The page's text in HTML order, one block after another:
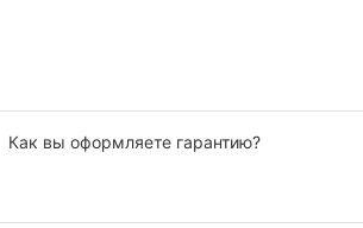
Как вы оформляете гарантию?